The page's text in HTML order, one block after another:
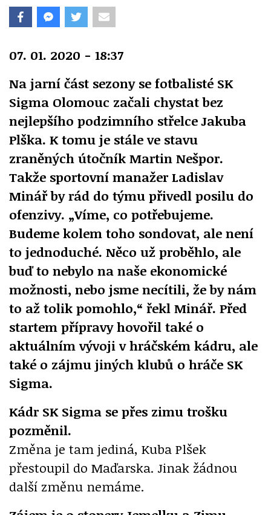
07. 01. 2020 - 18:37
Na jarní část sezony se fotbalisté SK
Sigma Olomouc začali chystat bez
nejlepšího podzimního střelce Jakuba
Plška. K tomu je stále ve stavu
zraněných útočník Martin Nešpor.
Takže sportovní manažer Ladislav
Minář by rád do týmu přivedl posilu do
ofenzivy. „Víme, co potřebujeme.
Budeme kolem toho sondovat, ale není
to jednoduché. Něco už proběhlo, ale
buď to nebylo na naše ekonomické
možnosti, nebo jsme necítili, že by nám
to až tolik pomohlo,“ řekl Minář. Před
startem přípravy hovořil také o
aktuálním vývoji v hráčském kádru, ale
také o zájmu jiných klubů o hráče SK
Sigma.
Kádr SK Sigma se přes zimu trošku
pozměnil.
Změna je tam jediná, Kuba Plšek
přestoupil do Maďarska. Jinak žádnou
další změnu nemáme.